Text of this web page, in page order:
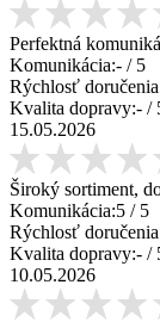
Perfektná
Komunikácia:- / 5
Rýchlosť
Kvalita dopravy:- /
15.05.2026
Široký sortiment,
Komunikácia:5 / 5
Rýchlosť
Kvalita dopravy:- /
10.05.2026